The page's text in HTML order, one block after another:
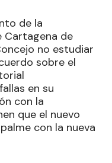
de la
Cartagena de
no estudiar
sobre el
en su
con la
que el nuevo
con la nueva